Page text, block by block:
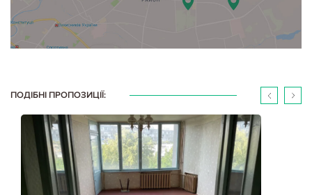
ПОДІБНІ ПРОПОЗИЦІЇ: